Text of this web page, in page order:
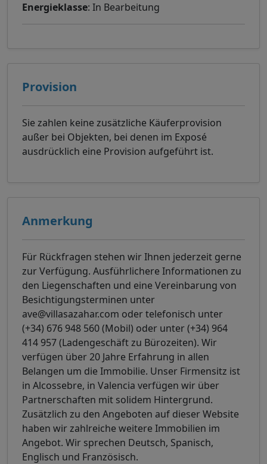
Energieklasse: In Bearbeitung
Provision
Sie zahlen keine zusätzliche Käuferprovision
außer bei Objekten, bei denen im Exposé
ausdrücklich eine Provision aufgeführt ist.
Anmerkung
Für Rückfragen stehen wir Ihnen jederzeit gerne
zur Verfügung. Ausführlichere Informationen zu
den Liegenschaften und eine Vereinbarung von
Besichtigungsterminen unter
ave@villasazahar.com oder telefonisch unter
(+34) 676 948 560 (Mobil) oder unter (+34) 964
414 957 (Ladengeschäft zu Bürozeiten). Wir
verfügen über 20 Jahre Erfahrung in allen
Belangen um die Immobilie. Unser Firmensitz ist
in Alcossebre, in Valencia verfügen wir über
Partnerschaften mit solidem Hintergrund.
Zusätzlich zu den Angeboten auf dieser Website
haben wir zahlreiche weitere Immobilien im
Angebot. Wir sprechen Deutsch, Spanisch,
Englisch und Französisch.